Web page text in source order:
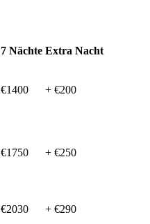
7 Nächte Extra Nacht
€1400 + €200
€1750 + €250
€2030 + €290